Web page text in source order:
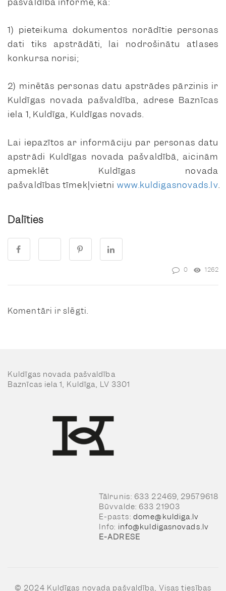
1) pieteikuma dokumentos norādītie personas
dati tiks apstrādāti, lai nodrošinātu atlases
konkursa norisi;
2) minētās personas datu apstrādes pārzinis ir
Kuldīgas novada pašvaldība, adrese Baznīcas
iela 1, Kuldīga, Kuldīgas novads.
Lai iepazītos ar informāciju par personas datu
apstrādi Kuldīgas novada pašvaldībā, aicinām
apmeklēt Kuldīgas novada
pašvaldības tīmekļvietni www.kuldigasnovads.lv.
Dalīties
0 1262
Komentāri ir slēgti.
Kuldīgas novada pašvaldība
Baznīcas iela 1, Kuldīga, LV 3301
Tālrunis: 633 22469, 29579618
Būvvalde: 633 21903
E-pasts: dome@kuldiga.lv
Info: info@kuldigasnovads.lv
E-ADRESE
© 2024 Kuldīgas novada pašvaldība, Visas tiesības